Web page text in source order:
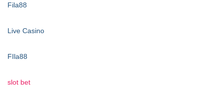
Fila88
Live Casino
FIla88
slot bet